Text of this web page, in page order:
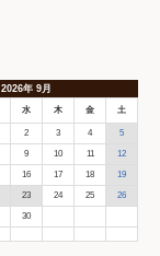
2026年9月
水 木 金 土
2 3 4 5
9 10 11 12
16 17 18 19
23 24 25 26
30